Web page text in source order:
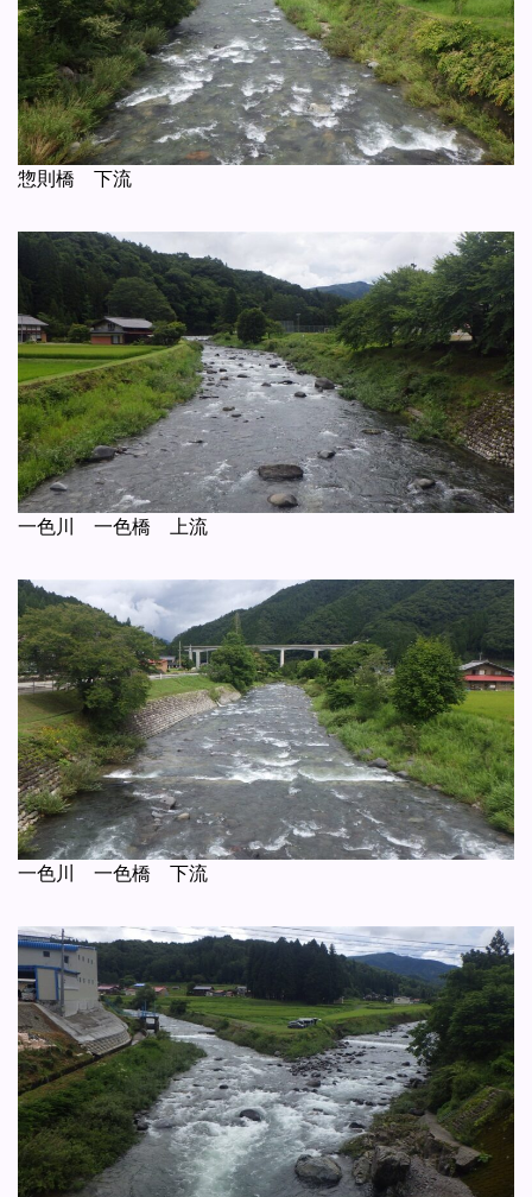
惣則橋 下流
一色川 一色橋 上流
一色川 一色橋 下流